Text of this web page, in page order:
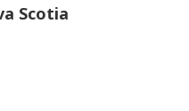
Scotia